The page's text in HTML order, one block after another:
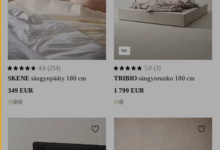
SKENE sängynpääty 180 cm
349 EUR
3 värejä
4,6 perustuen 254 arvosanaan
4,6 (254)
TRIBIO sängynrunko 180 cm
1 799 EUR
2 värejä
5,0 perustuen 2 arvosanaan
5,0 (2)
Lisää suosikkeihin Lisää